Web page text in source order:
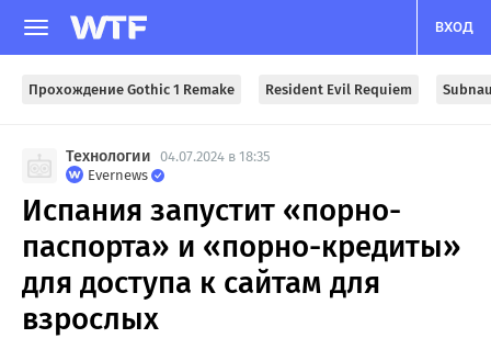
ВХОД
Прохождение Gothic 1 Remake Resident Evil Requiem
Технологии 04.07.2024 в 18:35
Evernews
Испания запустит «порно-
паспорта» и «порно-кредиты»
для доступа к сайтам для
взрослых